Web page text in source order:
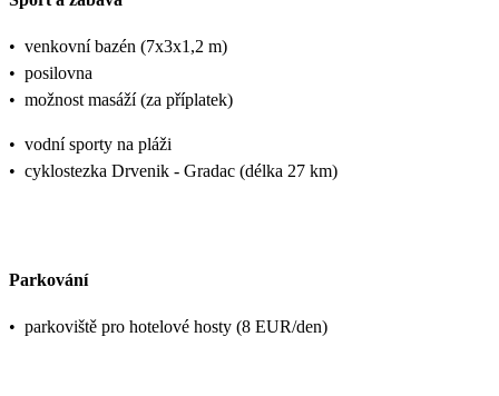
• venkovní bazén (7x3x1,2 m)
• posilovna
• možnost masáží (za příplatek)
• vodní sporty na pláži
• cyklostezka Drvenik - Gradac (délka 27 km)
Parkování
• parkoviště pro hotelové hosty (8 EUR/den)